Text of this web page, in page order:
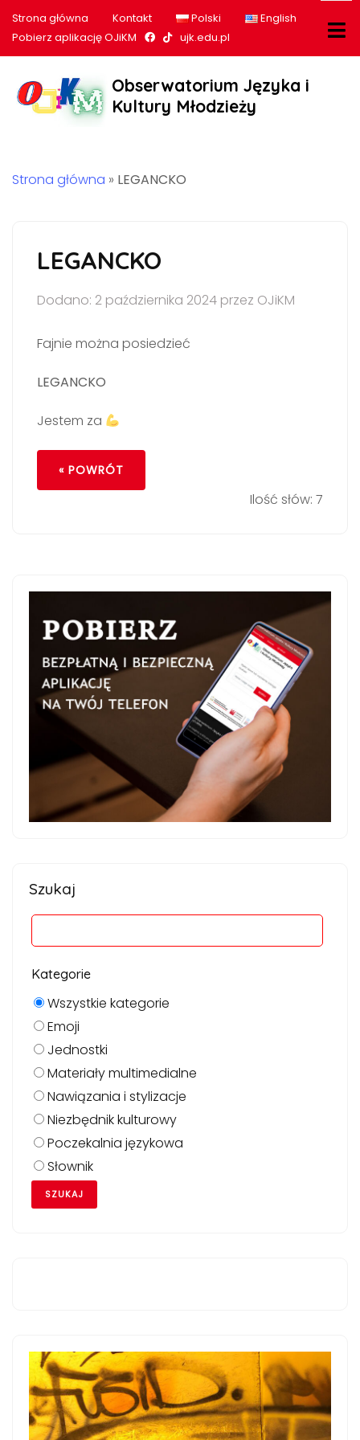
Strona główna Kontakt Polski
English
Pobierz aplikację OJiKM
Nasz profil na Facebook
Nasz profil na tiktok
ujk.edu.pl
Obserwatorium Języka i
Kultury Młodzieży
Strona główna » LEGANCKO
LEGANCKO
Dodano: 2 października 2024 przez OJiKM
Fajnie można posiedzieć
LEGANCKO
Jestem za
« POWRÓT
Ilość słów: 7
Szukaj
Kategorie
Wszystkie kategorie
Emoji
Jednostki
Materiały multimedialne
Nawiązania i stylizacje
Niezbędnik kulturowy
Poczekalnia językowa
Słownik